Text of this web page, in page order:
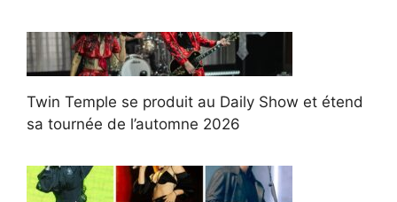
Twin Temple se produit au Daily Show et étend
sa tournée de l’automne 2026